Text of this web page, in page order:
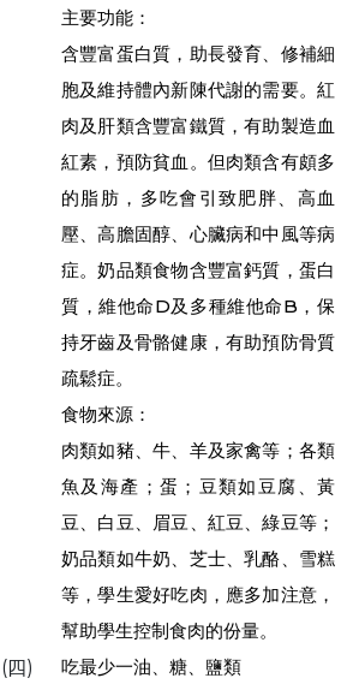
主要功能：
含豐富蛋白質，助長發育、修補細
胞及維持體內新陳代謝的需要。紅
肉及肝類含豐富鐵質，有助製造血
紅素，預防貧血。但肉類含有頗多
的脂肪，多吃會引致肥胖、高血
壓、高膽固醇、心臟病和中風等病
症。奶品類食物含豐富鈣質，蛋白
質，維他命D及多種維他命B，保
持牙齒及骨骼健康，有助預防骨質
疏鬆症。
食物來源：
肉類如豬、牛、羊及家禽等；各類
魚及海產；蛋；豆類如豆腐、黃
豆、白豆、眉豆、紅豆、綠豆等；
奶品類如牛奶、芝士、乳酪、雪糕
等，學生愛好吃肉，應多加注意，
幫助學生控制食肉的份量。
(四)
吃最少一油、糖、鹽類